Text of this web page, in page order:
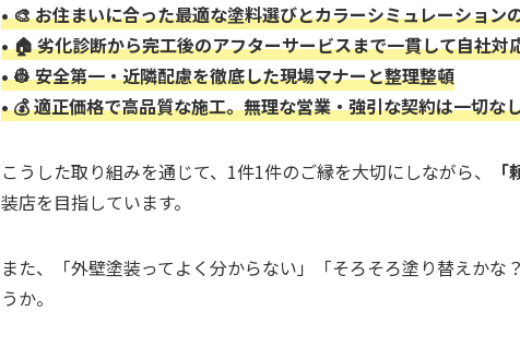
• 🎨 お住まいに合った最適な塗料選びとカラーシミュレーション
• 🏠 劣化診断から完工後のアフターサービスまで一貫して自社対
• 👷 安全第一・近隣配慮を徹底した現場マナーと整理整頓
• 💰 適正価格で高品質な施工。無理な営業・強引な契約は一切な
こうした取り組みを通じて、1件1件のご縁を大切にしながら、
装店を目指しています。
また、「外壁塗装ってよく分からない」「そろそろ塗り替えか
うか。